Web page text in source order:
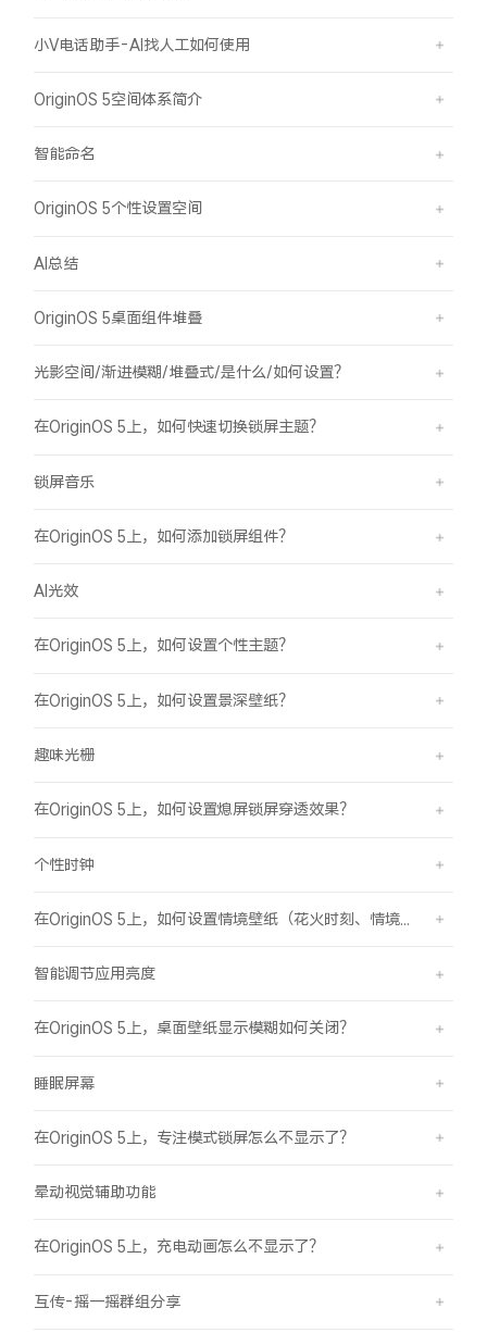
小V电话助手-AI找人工如何使用
OriginOS 5空间体系简介
智能命名
OriginOS 5个性设置空间
AI总结
OriginOS 5桌面组件堆叠
光影空间/渐进模糊/堆叠式/是什么/如何设置？
在OriginOS 5上，如何快速切换锁屏主题？
锁屏音乐
在OriginOS 5上，如何添加锁屏组件？
AI光效
在OriginOS 5上，如何设置个性主题？
在OriginOS 5上，如何设置景深壁纸？
趣味光栅
在OriginOS 5上，如何设置熄屏锁屏穿透效果？
个性时钟
智能调节应用亮度
在OriginOS 5上，桌面壁纸显示模糊如何关闭？
睡眠屏幕
在OriginOS 5上，专注模式锁屏怎么不显示了？
晕动视觉辅助功能
在OriginOS 5上，充电动画怎么不显示了？
互传-摇一摇群组分享